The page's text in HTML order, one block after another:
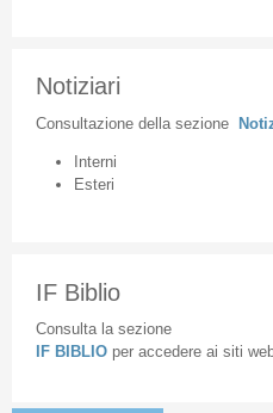
Notiziari
Consultazione della sezione
Interni
Esteri
IF Biblio
Consulta la sezione
IF BIBLIO per accedere ai siti